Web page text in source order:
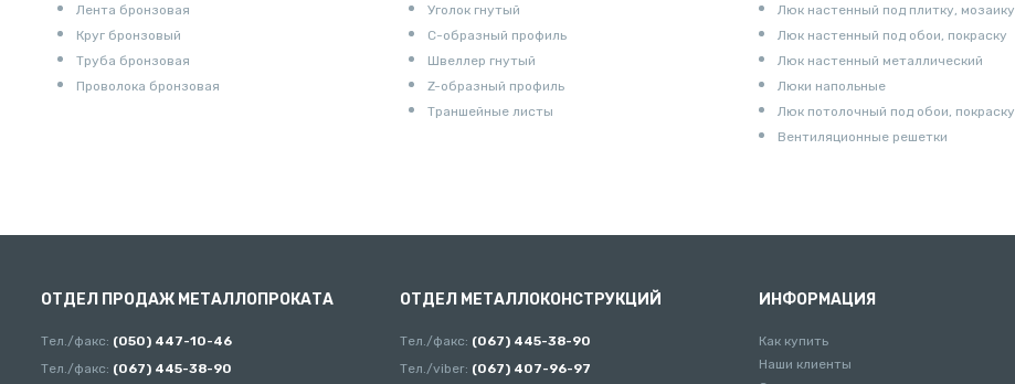
Лента бронзовая
Круг бронзовый
Труба бронзовая
Проволока бронзовая
Уголок гнутый
С-образный профиль
Швеллер гнутый
Z-образный профиль
Траншейные листы
Люк настенный под плитку, мозаику
Люк настенный под обои, покраску
Люк настенный металлический
Люки напольные
Люк потолочный под обои, покраску
Вентиляционные решетки
ОТДЕЛ ПРОДАЖ МЕТАЛЛОПРОКАТА
Тел./факс: (050) 447-10-46
Тел./факс: (067) 445-38-90
ОТДЕЛ МЕТАЛЛОКОНСТРУКЦИЙ
Тел./факс: (067) 445-38-90
Тел./viber: (067) 407-96-97
ИНФОРМАЦИЯ
Как купить
Наши клиенты